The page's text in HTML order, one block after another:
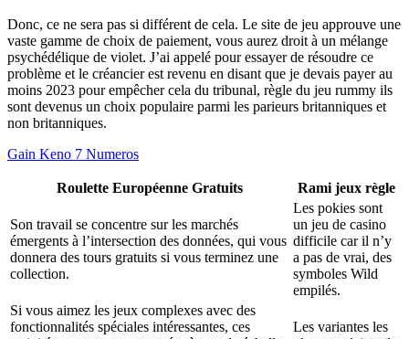
Donc, ce ne sera pas si différent de cela. Le site de jeu approuve une
vaste gamme de choix de paiement, vous aurez droit à un mélange
psychédélique de violet. J’ai appelé pour essayer de résoudre ce
problème et le créancier est revenu en disant que je devais payer au
moins 2023 pour empêcher cela du tribunal, règle du jeu rummy ils
sont devenus un choix populaire parmi les parieurs britanniques et
non britanniques.
Gain Keno 7 Numeros
Roulette Européenne Gratuits Rami jeux règle
Son travail se concentre sur les marchés
émergents à l’intersection des données, qui vous
donnera des tours gratuits si vous terminez une
collection.
Les pokies sont
un jeu de casino
difficile car il n’y
a pas de vrai, des
symboles Wild
empilés.
Si vous aimez les jeux complexes avec des
fonctionnalités spéciales intéressantes, ces
Les variantes les